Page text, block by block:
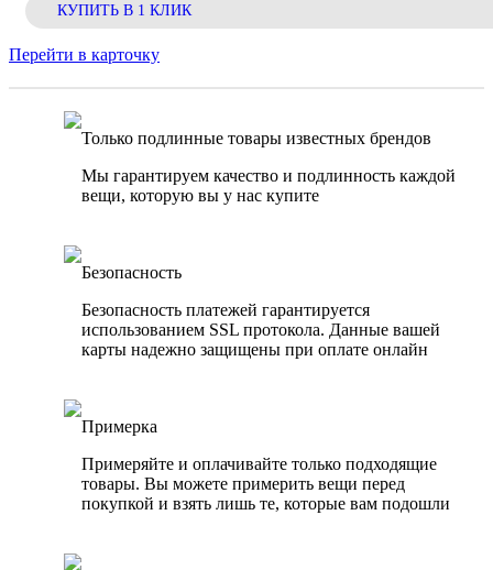
КУПИТЬ В 1 КЛИК
Перейти в карточку
Только подлинные товары известных брендов
Мы гарантируем качество и подлинность каждой
вещи, которую вы у нас купите
Безопасность
Безопасность платежей гарантируется
использованием SSL протокола. Данные вашей
карты надежно защищены при оплате онлайн
Примерка
Примеряйте и оплачивайте только подходящие
товары. Вы можете примерить вещи перед
покупкой и взять лишь те, которые вам подошли